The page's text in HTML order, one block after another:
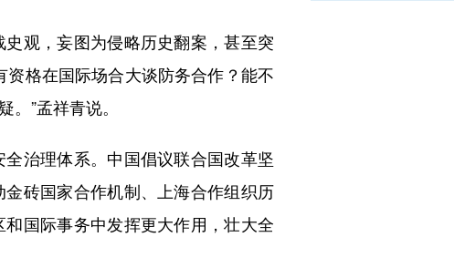
观，妄图为侵略历史翻案，甚至突
资格在国际场合大谈防务合作？能不
”孟祥青说。
治理体系。中国倡议联合国改革坚
砖国家合作机制、上海合作组织历
国际事务中发挥更大作用，壮大全